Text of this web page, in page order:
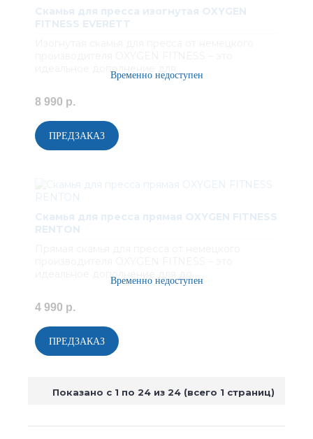
Скамья для пресса изогнутая OXYGEN
FITNESS EVERETT
идеальное дополнение для..
8 990 р.
Скамья для пресса прямая OXYGEN FITNESS
RENTON
идеальное дополнение для до..
4 990 р.
Показано с 1 по 24 из 24 (всего 1 страниц)